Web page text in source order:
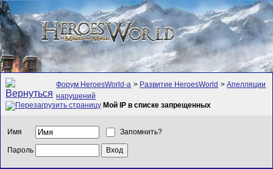
Форум HeroesWorld-а > Развитие HeroesWorld >Апелляции
нарушений
Мой IP в списке запрещенных
Имя Запомнить?
Пароль